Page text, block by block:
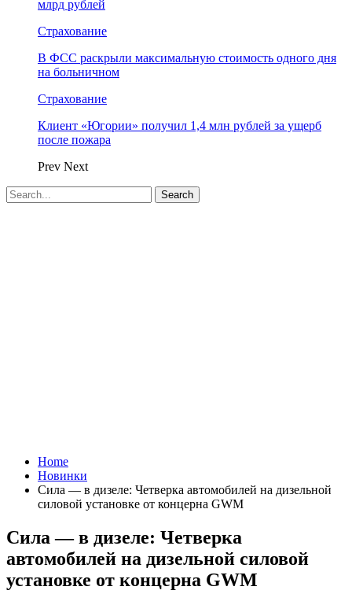
млрд рублей
Страхование
В ФСС раскрыли максимальную стоимость одного дня
на больничном
Страхование
Клиент «Югории» получил 1,4 млн рублей за ущерб
после пожара
Prev Next
Home
Новинки
Сила — в дизеле: Четверка автомобилей на дизельной
силовой установке от концерна GWM
Сила — в дизеле: Четверка
автомобилей на дизельной силовой
установке от концерна GWM